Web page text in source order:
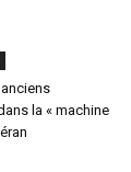
la « machine